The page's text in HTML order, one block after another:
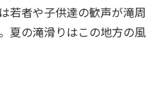
若者や子供達の歓声が滝周
夏の滝滑りはこの地方の風